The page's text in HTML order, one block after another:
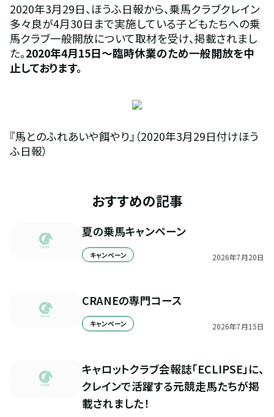
2020年3月29日、ほうふ日報から、乗馬クラブクレイン
多々良が4月30日まで実施している子どもたちへの乗
馬クラブ一般開放について取材を受け、掲載されまし
た。2020年4月15日～臨時休業のため一般開放を中
止しております。
『馬とのふれあいや餌やり』（2020年3月29日付けほう
ふ日報）
おすすめの記事
夏の乗馬キャンペーン
キャンペーン 2026年7月20日
CRANEの専門コース
キャンペーン 2026年7月15日
キャロットクラブ会報誌「ECLIPSE」に、
クレインで活躍する元競走馬たちが掲
載されました！